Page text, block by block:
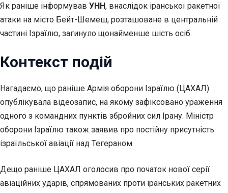
Як раніше інформував УНН, внаслідок іранської ракетної
атаки на місто Бейт-Шемеш, розташоване в центральній
частині Ізраїлю, загинуло щонайменше шість осіб.
Контекст подій
Нагадаємо, що раніше Армія оборони Ізраїлю (ЦАХАЛ)
опублікувала відеозапис, на якому зафіксовано ураження
одного з командних пунктів збройних сил Ірану. Міністр
оборони Ізраїлю також заявив про постійну присутність
ізраїльської авіації над Тегераном.
Дещо раніше ЦАХАЛ оголосив про початок нової серії
авіаційних ударів, спрямованих проти іранських ракетних